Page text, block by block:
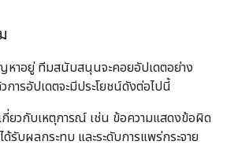
าอยู่ ทีมสนับสนุนจะคอยอัปเดตอย่าง
การอัปเดตจะมีประโยชน์ดังต่อไปนี้
กี่ยวกับเหตุการณ์ เช่น ข้อความแสดงข้อผิด
ด้รับผลกระทบ และระดับการแพร่กระจาย